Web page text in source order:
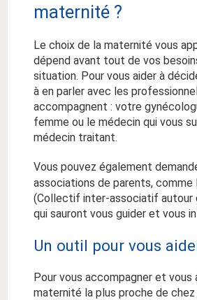
maternité ?
Le choix de la maternité vous
dépend avant tout de vos
situation. Pour vous aider à
à en parler avec les
accompagnent : votre
femme ou le médecin qui vous
médecin traitant.
Vous pouvez également
associations de parents, comme
(Collectif inter-associatif autour
qui sauront vous guider et vous
Un outil pour vous
Pour vous accompagner et vous
maternité la plus proche de chez